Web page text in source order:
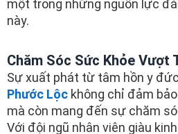
một trong những nguồn lực
này.
Chăm Sóc Sức Khỏe Vượt
Sự xuất phát từ tâm hồn y
Phước Lộc không chỉ đảm
mà còn mang đến sự chăm
Với đội ngũ nhân viên giàu